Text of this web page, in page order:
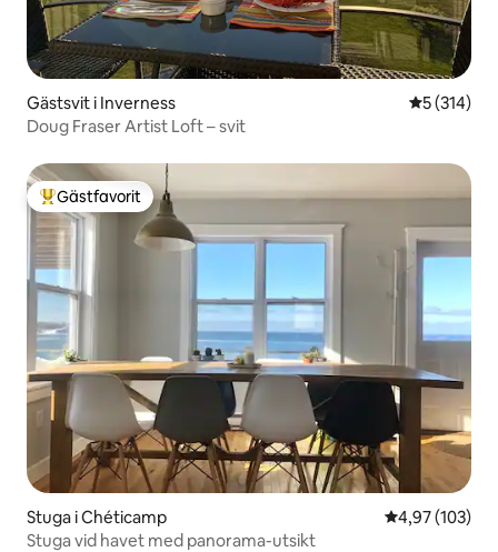
Gästsvit i Inverness 5 av 5 i
5 (314)
Doug Fraser Artist Loft – svit
Populär gästfavorit
Gästfavorit
Stuga i Chéticamp 4,97 av 5 i
4,97 (103)
Stuga vid havet med panorama-utsikt